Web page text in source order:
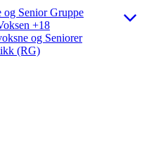
Senior Gruppe
+18
og Seniorer
(RG)